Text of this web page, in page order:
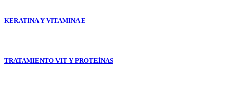
KERATINA Y VITAMINA E
TRATAMIENTO VIT Y PROTEÍNAS